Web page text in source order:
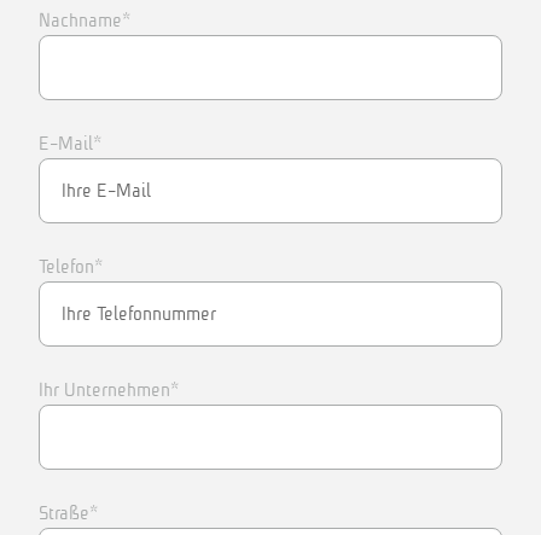
Nachname*
E-Mail*
Telefon*
Ihr Unternehmen*
Straße*